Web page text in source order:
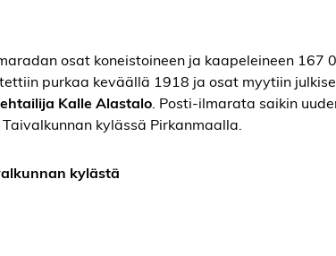
osat koneistoineen ja kaapeleineen 167
purkaa keväällä 1918 ja osat myytiin
Kalle Alastalo . Posti-ilmarata saikin
kylässä Pirkanmaalla.
kylästä